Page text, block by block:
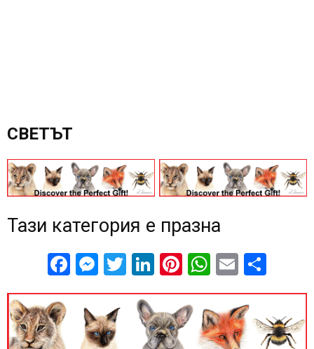
СВЕТЪТ
Тази категория е празна
Facebook
Messenger
Twitter
LinkedIn
Pinterest
WhatsApp
Email